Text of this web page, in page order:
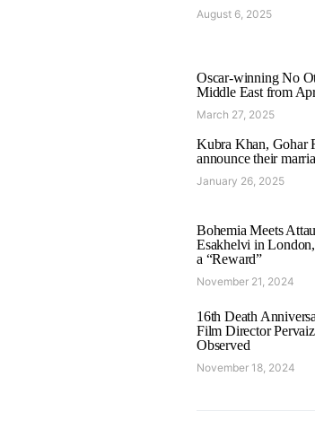
August 6, 2025
Oscar-winning No
Middle East from
March 27, 2025
Kubra Khan, Gohar
announce their
January 26, 2025
Bohemia Meets
Esakhelvi in
a “Reward”
November 21, 2024
16th Death
Film Director
Observed
November 18, 2024